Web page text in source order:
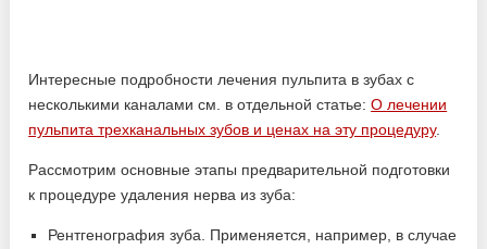
Интересные подробности лечения пульпита в зубах с
несколькими каналами см. в отдельной статье:О лечении
пульпита трехканальных зубов и ценах на эту процедуру.
Рассмотрим основные этапы предварительной подготовки
к процедуре удаления нерва из зуба:
Рентгенография зуба. Применяется, например, в случае